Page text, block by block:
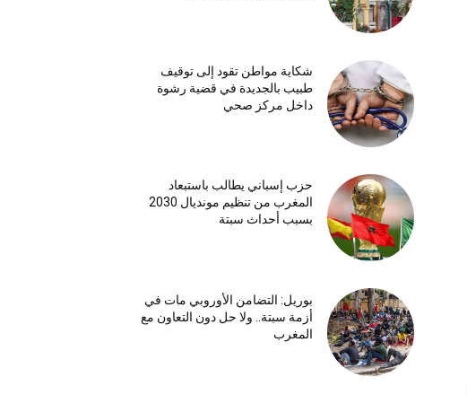
شكاية مواطن تقود إلى توقيف
طبيب بالجديدة في قضية رشوة
داخل مركز صحي
حزب إسباني يطالب باستبعاد
المغرب من تنظيم مونديال 2030
بسبب أحداث سبتة
بوريل: التضامن الأوروبي مات في
أزمة سبتة.. ولا حل دون التعاون مع
المغرب